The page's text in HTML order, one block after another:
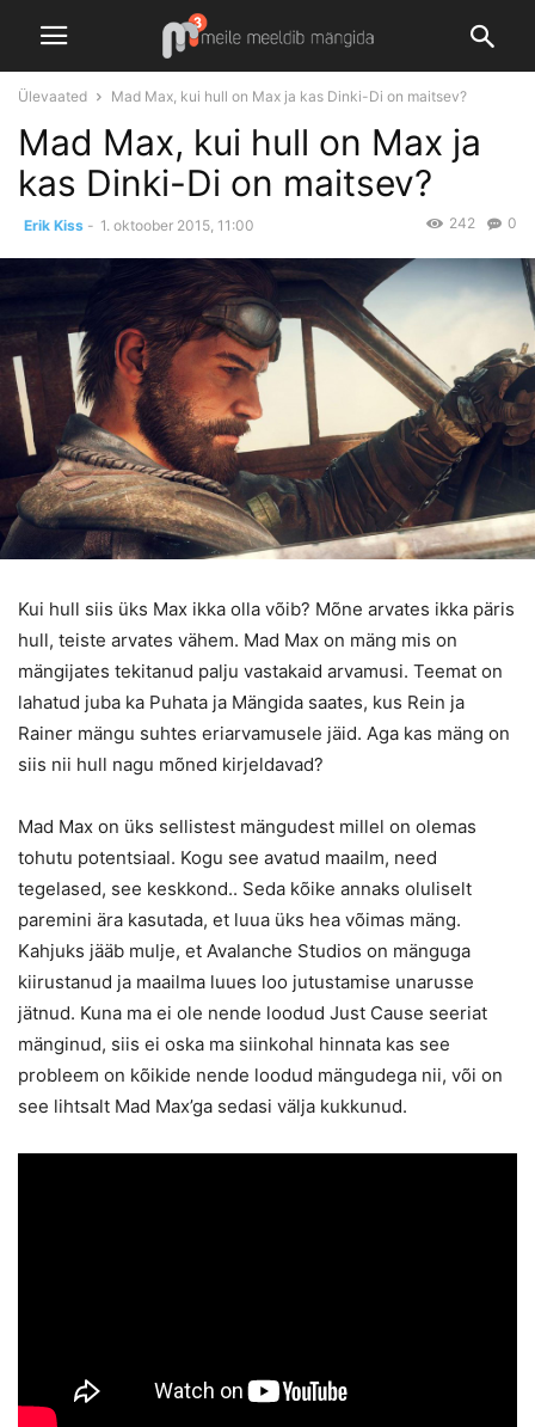
Ülevaated Mad Max, kui hull on Max ja kas Dinki-Di on maitsev?
Mad Max, kui hull on Max ja
kas Dinki-Di on maitsev?
Erik Kiss - 1. oktoober 2015, 11:00 0
242
Kui hull siis üks Max ikka olla võib? Mõne arvates ikka päris
hull, teiste arvates vähem. Mad Max on mäng mis on
mängijates tekitanud palju vastakaid arvamusi. Teemat on
lahatud juba ka Puhata ja Mängida saates, kus Rein ja
Rainer mängu suhtes eriarvamusele jäid. Aga kas mäng on
siis nii hull nagu mõned kirjeldavad?
Mad Max on üks sellistest mängudest millel on olemas
tohutu potentsiaal. Kogu see avatud maailm, need
tegelased, see keskkond.. Seda kõike annaks oluliselt
paremini ära kasutada, et luua üks hea võimas mäng.
Kahjuks jääb mulje, et Avalanche Studios on mänguga
kiirustanud ja maailma luues loo jutustamise unarusse
jätnud. Kuna ma ei ole nende loodud Just Cause seeriat
mänginud, siis ei oska ma siinkohal hinnata kas see
probleem on kõikide nende loodud mängudega nii, või on
see lihtsalt Mad Max’ga sedasi välja kukkunud.